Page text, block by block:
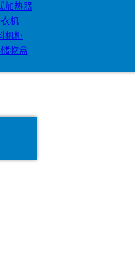
加热器
机
机柜
物盒